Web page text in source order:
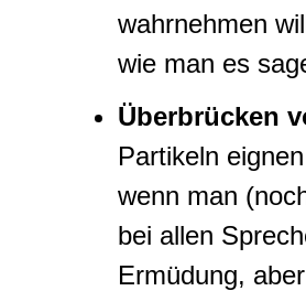
wahrnehmen
wie man es
Überbrücken
Partikeln
wenn man
bei allen
Ermüdung,